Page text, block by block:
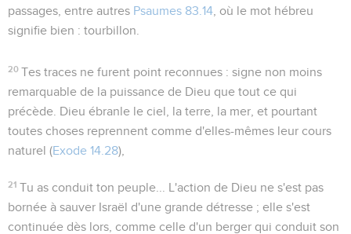
passages, entre autres Psaumes 83.14 , où le mot hébreu
signifie bien : tourbillon.
20 Tes traces ne furent point reconnues : signe non moins
remarquable de la puissance de Dieu que tout ce qui
précède. Dieu ébranle le ciel, la terre, la mer, et pourtant
toutes choses reprennent comme d'elles-mêmes leur cours
naturel (Exode 14.28),
21 Tu as conduit ton peuple...
L'action de Dieu ne s'est pas
bornée à sauver Israël d'une grande détresse ; elle s'est
continuée dès lors, comme celle d'un berger qui conduit son